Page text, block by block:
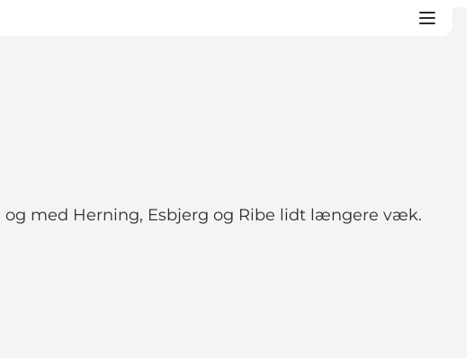
med Herning, Esbjerg og Ribe lidt længere væk.